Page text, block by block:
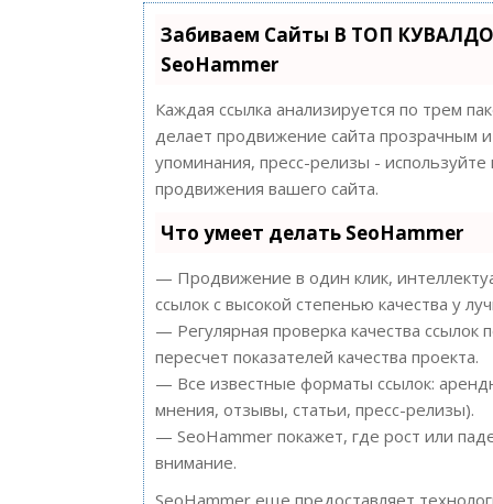
Забиваем Сайты В ТОП
SeoHammer
Каждая ссылка анализируется по трем
делает продвижение сайта прозрачным
упоминания, пресс-релизы -
продвижения вашего сайта.
Что умеет делать SeoHammer
— Продвижение в один клик,
ссылок с высокой степенью качества у
— Регулярная проверка качества
пересчет показателей качества проекта.
— Все известные форматы ссылок:
мнения, отзывы, статьи, пресс-релизы).
— SeoHammer покажет, где рост или
внимание.